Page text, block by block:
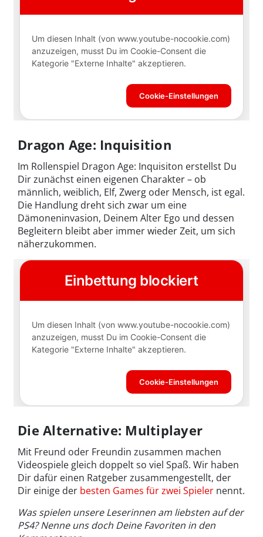
Dragon Age: Inquisition
Im Rollenspiel Dragon Age: Inquisiton erstellst Du
Dir zunächst einen eigenen Charakter – ob
männlich, weiblich, Elf, Zwerg oder Mensch, ist egal.
Die Handlung dreht sich zwar um eine
Dämoneninvasion, Deinem Alter Ego und dessen
Begleitern bleibt aber immer wieder Zeit, um sich
näherzukommen.
Die Alternative: Multiplayer
Mit Freund oder Freundin zusammen machen
Videospiele gleich doppelt so viel Spaß. Wir haben
Dir dafür einen Ratgeber zusammengestellt, der
Dir einige der besten Games für zwei Spieler nennt.
Was spielen unsere Leserinnen am liebsten auf der
PS4? Nenne uns doch Deine Favoriten in den